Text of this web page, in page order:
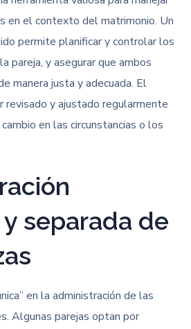
en el contexto del matrimonio. Un
permite planificar y controlar los
pareja, y asegurar que ambos
manera justa y adecuada. El
revisado y ajustado regularmente
en las circunstancias o los
separada de
en la administración de las
Algunas parejas optan por